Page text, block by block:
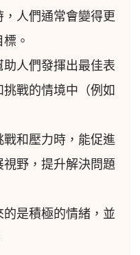
人們通常會變得更
。
人們發揮出最佳表
戰的情境中（例如
和壓力時，能促進
野，提升解決問題
是積極的情緒，並